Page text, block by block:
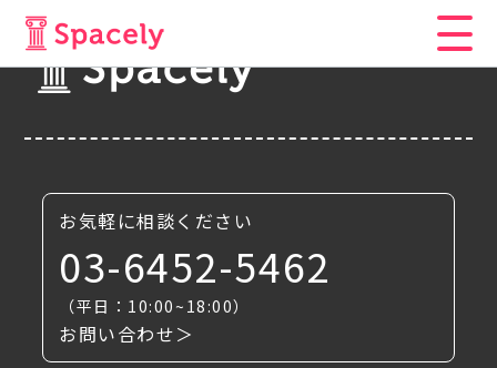
お気軽に相談ください
03-6452-5462
（平日：10:00~18:00）
お問い合わせ＞